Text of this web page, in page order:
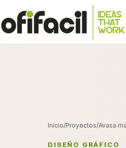
Inicio/Proyectos/Avasa
DISEÑO GRÁFICO